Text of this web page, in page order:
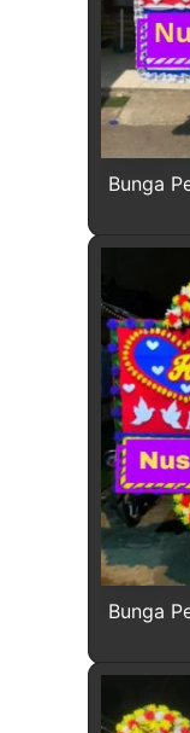
Bunga
Bunga